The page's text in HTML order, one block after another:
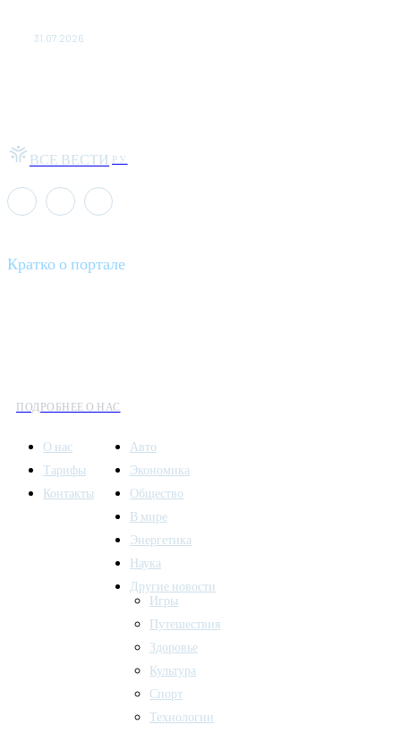
31.07.2026
ВСЕ ВЕСТИ РУ
Кратко о портале
ПОДРОБНЕЕ О НАС
О нас
Тарифы
Контакты
Авто
Экономика
Общество
В мире
Энергетика
Наука
Другие новости
Игры
Путешествия
Здоровье
Культура
Спорт
Технологии